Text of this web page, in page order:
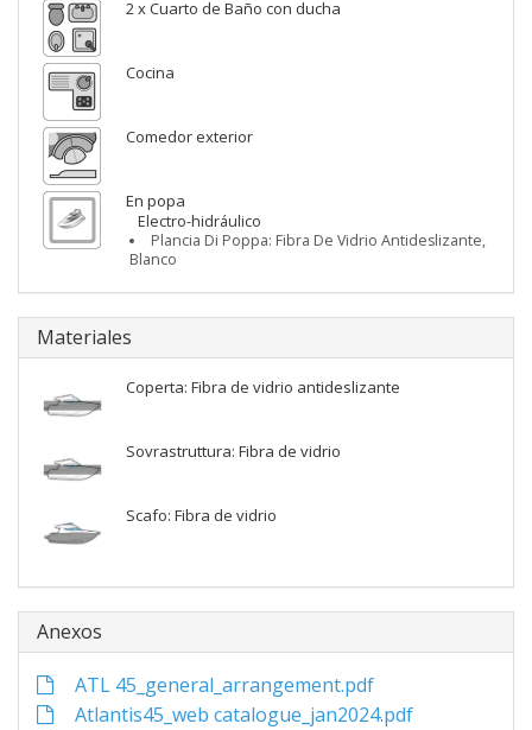
2 x Cuarto de Baño con ducha
Cocina
Comedor exterior
En popa
Electro-hidráulico
Plancia Di Poppa: Fibra De Vidrio Antideslizante,
Blanco
Materiales
Coperta: Fibra de vidrio antideslizante
Sovrastruttura: Fibra de vidrio
Scafo: Fibra de vidrio
Anexos
ATL 45_general_arrangement.pdf
Atlantis45_web catalogue_jan2024.pdf